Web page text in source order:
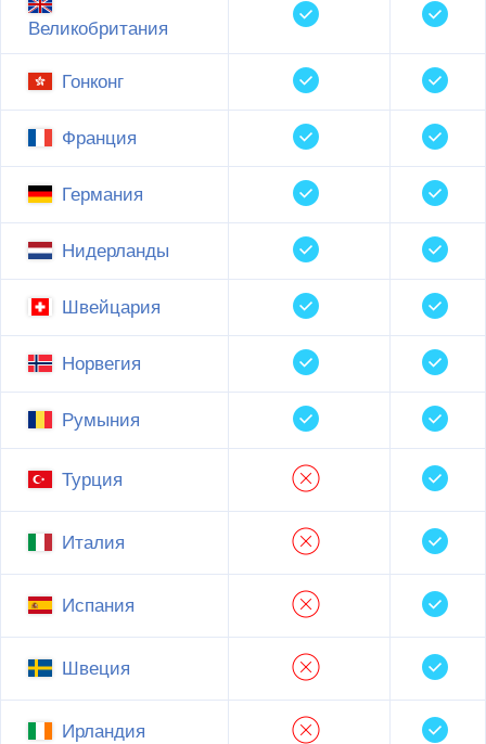
Великобритания
Гонконг
Франция
Германия
Нидерланды
Швейцария
Норвегия
Румыния
Турция
Италия
Испания
Швеция
Ирландия